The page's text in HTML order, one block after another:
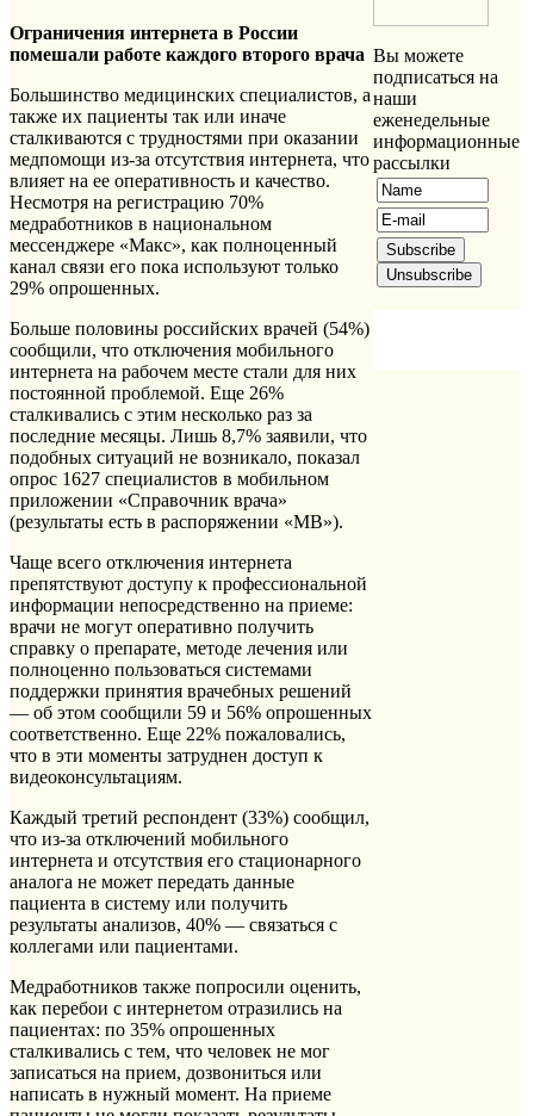
Ограничения интернета в России
помешали работе каждого второго врача
Большинство медицинских специалистов, а
также их пациенты так или иначе
сталкиваются с трудностями при оказании
медпомощи из-за отсутствия интернета, что
влияет на ее оперативность и качество.
Несмотря на регистрацию 70%
медработников в национальном
мессенджере «Макс», как полноценный
канал связи его пока используют только
29% опрошенных.
Больше половины российских врачей (54%)
сообщили, что отключения мобильного
интернета на рабочем месте стали для них
постоянной проблемой. Еще 26%
сталкивались с этим несколько раз за
последние месяцы. Лишь 8,7% заявили, что
подобных ситуаций не возникало, показал
опрос 1627 специалистов в мобильном
приложении «Справочник врача»
(результаты есть в распоряжении «МВ»).
Чаще всего отключения интернета
препятствуют доступу к профессиональной
информации непосредственно на приеме:
врачи не могут оперативно получить
справку о препарате, методе лечения или
полноценно пользоваться системами
поддержки принятия врачебных решений
— об этом сообщили 59 и 56% опрошенных
соответственно. Еще 22% пожаловались,
что в эти моменты затруднен доступ к
видеоконсультациям.
Каждый третий респондент (33%) сообщил,
что из-за отключений мобильного
интернета и отсутствия его стационарного
аналога не может передать данные
пациента в систему или получить
результаты анализов, 40% — связаться с
коллегами или пациентами.
Медработников также попросили оценить,
как перебои с интернетом отразились на
пациентах: по 35% опрошенных
сталкивались с тем, что человек не мог
записаться на прием, дозвониться или
написать в нужный момент. На приеме
Вы можете
подписаться на
наши
еженедельные
информационные
рассылки